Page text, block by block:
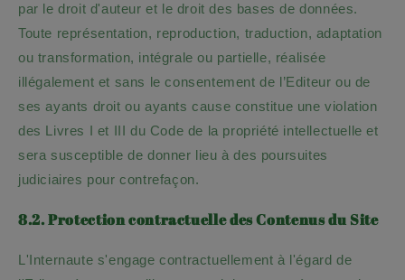
par le droit d'auteur et le droit des bases de données.
Toute représentation, reproduction, traduction, adaptation
ou transformation, intégrale ou partielle, réalisée
illégalement et sans le consentement de l’Editeur ou de
ses ayants droit ou ayants cause constitue une violation
des Livres I et III du Code de la propriété intellectuelle et
sera susceptible de donner lieu à des poursuites
judiciaires pour contrefaçon.
8.2. Protection contractuelle des Contenus du Site
L'Internaute s'engage contractuellement à l'égard de